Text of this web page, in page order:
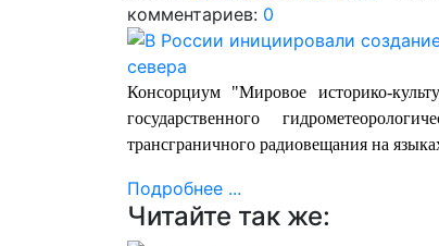
комментариев: 0
Консорциум "Мировое историко-
государственного
трансграничного радиовещания на
Подробнее ...
Читайте так же: